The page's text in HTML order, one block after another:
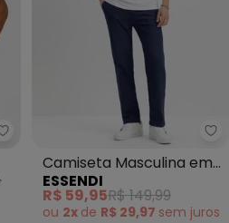
Yends Fashion - Camiseta
Camiseta Masculina em
Malha (Branco)
ESSENDI
R$ 59,95R$ 149,99
ou 2x de R$ 29,97 sem juros